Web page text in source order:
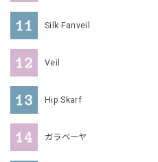
Silk Fanveil
Veil
Hip Skarf
ガラベーヤ